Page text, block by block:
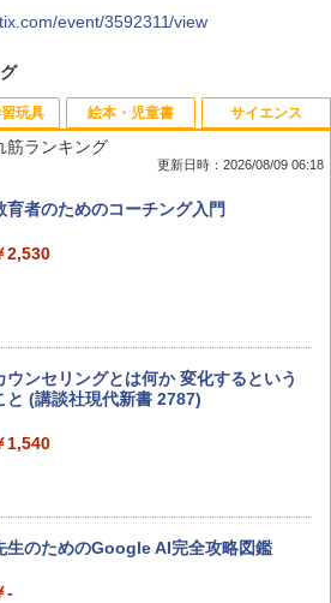
event/3592311/view
筋ランキング
更新日時：2026/08/09 06:18
育者のためのコーチング入門
2,530
ウンセリングとは何か 変化するという
と (講談社現代新書 2787)
1,540
生のためのGoogle AI完全攻略図鑑
-
玩具 絵本・児童書 サイエンス